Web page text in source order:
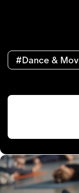
#Dance &